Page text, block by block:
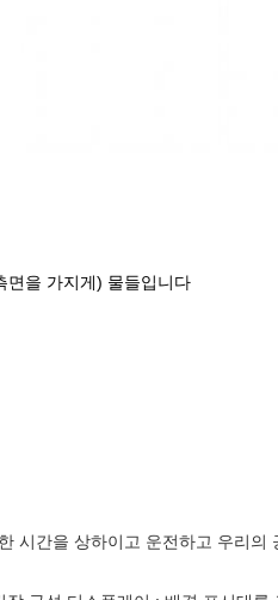
면을 가지게) 물들입니다
시간을 상하이고 운전하고 우리의